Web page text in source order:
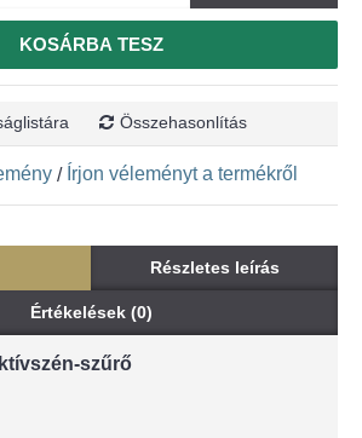
KOSÁRBA TESZ
Összehasonlítás
/ Írjon véleményt a termékről
Részletes leírás
Értékelések (0)
szűrő